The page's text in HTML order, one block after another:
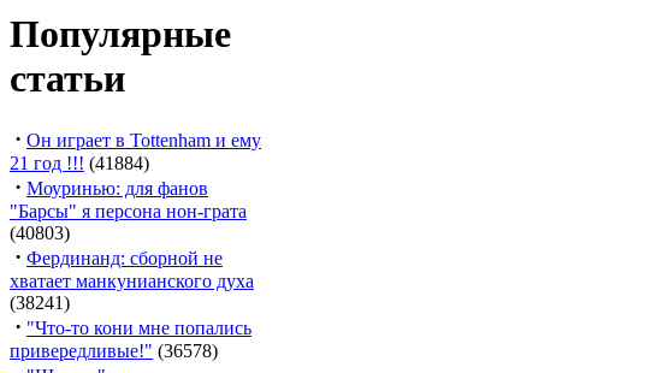
Популярные
статьи
· Он играет в Tottenham и ему
21 год !!! (41884)
· Моуринью: для фанов
"Барсы" я персона нон-грата
(40803)
· Фердинанд: сборной не
хватает манкунианского духа
(38241)
· "Что-то кони мне попались
привередливые!" (36578)